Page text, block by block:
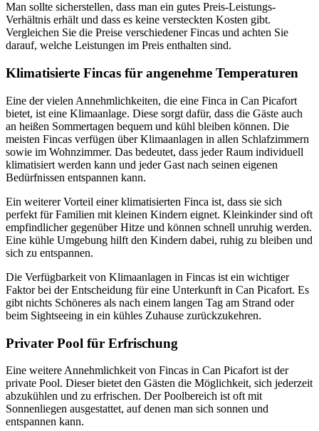
Man sollte sicherstellen, dass man ein gutes Preis-Leistungs-
Verhältnis erhält und dass es keine versteckten Kosten gibt.
Vergleichen Sie die Preise verschiedener Fincas und achten Sie
darauf, welche Leistungen im Preis enthalten sind.
Klimatisierte Fincas für angenehme Temperaturen
Eine der vielen Annehmlichkeiten, die eine Finca in Can Picafort
bietet, ist eine Klimaanlage. Diese sorgt dafür, dass die Gäste auch
an heißen Sommertagen bequem und kühl bleiben können. Die
meisten Fincas verfügen über Klimaanlagen in allen Schlafzimmern
sowie im Wohnzimmer. Das bedeutet, dass jeder Raum individuell
klimatisiert werden kann und jeder Gast nach seinen eigenen
Bedürfnissen entspannen kann.
Ein weiterer Vorteil einer klimatisierten Finca ist, dass sie sich
perfekt für Familien mit kleinen Kindern eignet. Kleinkinder sind oft
empfindlicher gegenüber Hitze und können schnell unruhig werden.
Eine kühle Umgebung hilft den Kindern dabei, ruhig zu bleiben und
sich zu entspannen.
Die Verfügbarkeit von Klimaanlagen in Fincas ist ein wichtiger
Faktor bei der Entscheidung für eine Unterkunft in Can Picafort. Es
gibt nichts Schöneres als nach einem langen Tag am Strand oder
beim Sightseeing in ein kühles Zuhause zurückzukehren.
Privater Pool für Erfrischung
Eine weitere Annehmlichkeit von Fincas in Can Picafort ist der
private Pool. Dieser bietet den Gästen die Möglichkeit, sich jederzeit
abzukühlen und zu erfrischen. Der Poolbereich ist oft mit
Sonnenliegen ausgestattet, auf denen man sich sonnen und
entspannen kann.